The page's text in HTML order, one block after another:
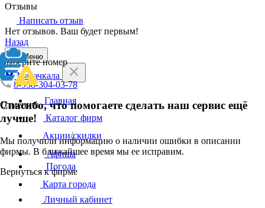
Отзывы
Написать отзыв
Нет отзывов. Ваш будет первым!
Назад
Выберите номер
8-938-304-03-78
Отменить
Спасибо, что помогаете сделать наш сервис ещё
лучше!
Мы получили информацию о наличии ошибки в описании
фирмы. В ближайшее время мы ее исправим.
Вернуться к фирме
Меню
Махачкала
Главная
Каталог фирм
Акции/скидки
Афиша
Погода
Карта города
Личный кабинет